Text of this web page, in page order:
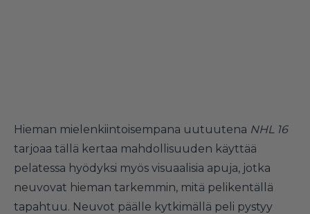
Hieman mielenkiintoisempana uutuutena NHL 16
tarjoaa tällä kertaa mahdollisuuden käyttää
pelatessa hyödyksi myös visuaalisia apuja, jotka
neuvovat hieman tarkemmin, mitä pelikentällä
tapahtuu. Neuvot päälle kytkimällä peli pystyy